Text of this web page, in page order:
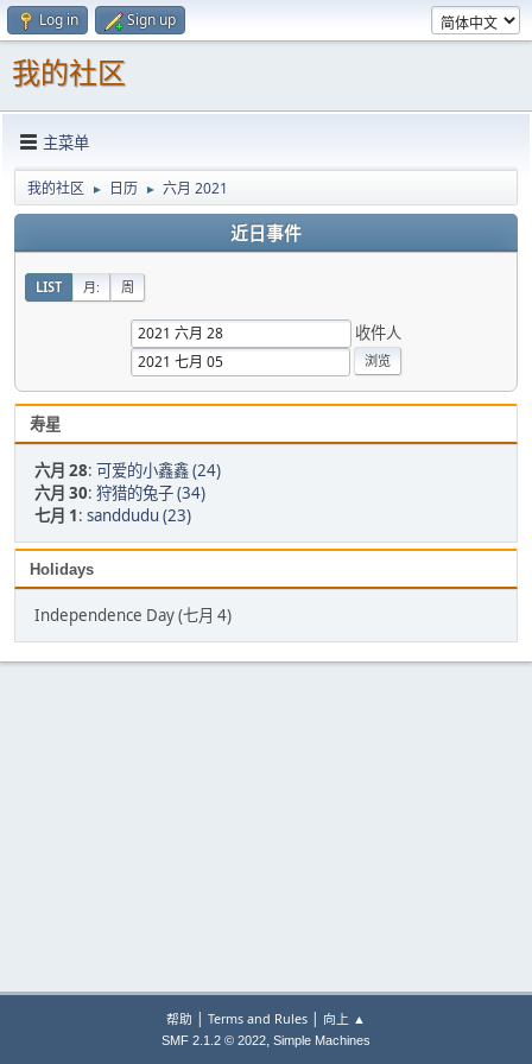
Log in Sign up
我的社区
主菜单
我的社区 ► 日历 ► 六月 2021
近日事件
LIST 月: 周
收件人
寿星
六月 28: 可爱的小鑫鑫 (24)
六月 30: 狩猎的兔子 (34)
七月 1: sanddudu (23)
Holidays
Independence Day (七月 4)
帮助 | Terms and Rules | 向上 ▲
SMF 2.1.2 © 2022, Simple Machines